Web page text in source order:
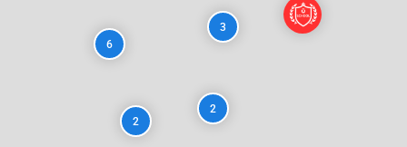
2
6
2
3